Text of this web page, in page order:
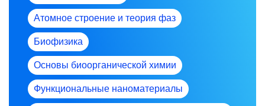
Атомное строение и теория фаз
Биофизика
Основы биоорганической химии
Функциональные наноматериалы